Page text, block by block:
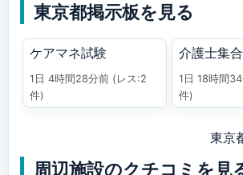
東京都掲示板を見る
ケアマネ試験
1日 4時間28分前 (レス:2
件)
介護士集合
1日 18時間
件)
東京
周辺施設のクチコミを見